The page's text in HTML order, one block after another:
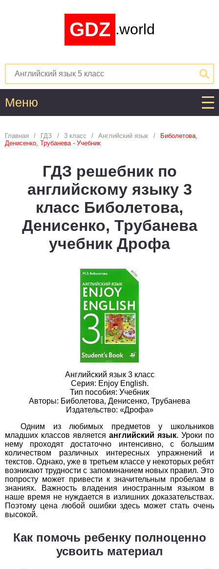
GDZ .world
Меню
1
2 3 4 5
Английский язык
2 3 4 5 6 7 8 9 10
Астрономия
2 3 4 5 6 7 8 9 10
11
Белорусский язык
5 6 7
Биология
5 6 7
География
5 6 7
Геометрия
5 6 7 8
Информатика
1
2 3 4 5 6 7 8 9 10
11
История
1
2 3 4 5 6 7 8 9 10
11
Литература
1
2
Математика
4 5 6 7 8 9
Главная ГДЗ 3 класс Английский язык
Биболетова,
Денисенко, Трубанева - Учебник
ГДЗ решебник по
английскому языку 3
класс Биболетова,
Денисенко, Трубанева
учебник Дрофа
Английский язык 3 класс
Серия: Enjoy English.
Тип пособия: Учебник
Авторы: Биболетова, Денисенко, Трубанева
Издательство: «Дрофа»
Одним из любимых предметов у школьников
младших классов является английский язык. Уроки по
нему проходят достаточно интенсивно, с большим
количеством различных интересных упражнений и
текстов. Однако, уже в третьем классе у некоторых ребят
возникают трудности с запоминанием новых правил. Это
попросту может привести к значительным пробелам в
знаниях. Важность владения иностранным языком в
наше время не нуждается в излишних доказательствах.
Поэтому цена любой ошибки здесь может стать очень
высокой.
Как помочь ребенку полноценно
усвоить материал